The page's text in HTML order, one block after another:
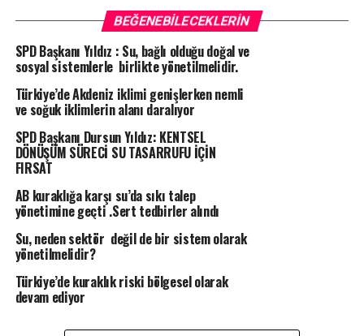
BEĞENEBILECEKLERIN
SPD Başkanı Yıldız : Su, bağlı olduğu doğal ve
sosyal sistemlerle birlikte yönetilmelidir.
Türkiye’de Akdeniz iklimi genişlerken nemli
ve soğuk iklimlerin alanı daralıyor
SPD Başkanı Dursun Yıldız: KENTSEL
DÖNÜŞÜM SÜRECİ SU TASARRUFU İÇİN
FIRSAT
AB kuraklığa karşı su’da sıkı talep
yönetimine geçti .Sert tedbirler alındı
Su, neden sektör değil de bir sistem olarak
yönetilmelidir?
Türkiye’de kuraklık riski bölgesel olarak
devam ediyor